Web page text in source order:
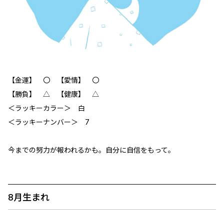
【金運】 〇‬ 【愛情】 〇
【勝負】 △ 【健康】 △
＜ラッキーカラー＞ 白
＜ラッキーナンバー＞ 7
今までの努力が報われるかも。自分に自信をもって。
8月生まれ